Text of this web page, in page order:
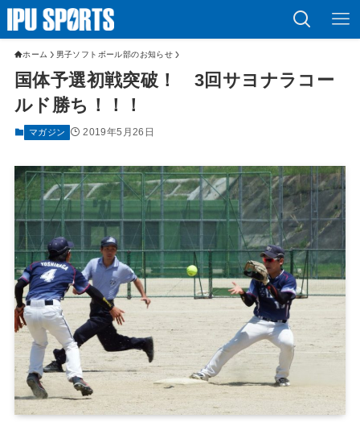
ホーム 男子ソフトボール部のお知らせ
国体予選初戦突破！ 3回サヨナラコー
ルド勝ち！！！
マガジン 2019年5月26日